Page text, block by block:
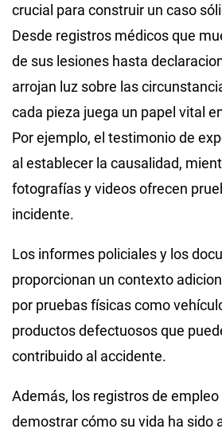
crucial para construir un caso
Desde registros médicos que
de sus lesiones hasta
arrojan luz sobre las
cada pieza juega un papel vital
Por ejemplo, el testimonio de
al establecer la causalidad,
fotografías y videos ofrecen
incidente.
Los informes policiales y los
proporcionan un contexto
por pruebas físicas como
productos defectuosos que
contribuido al accidente.
Además, los registros de empleo
demostrar cómo su vida ha sido